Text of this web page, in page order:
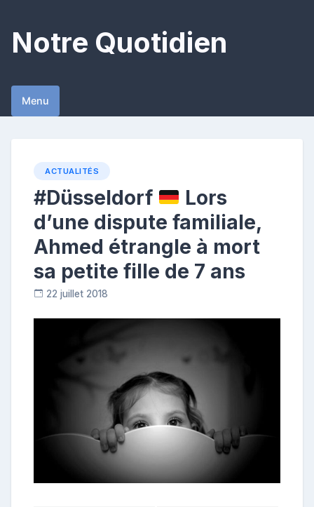
content
Notre Quotidien
Menu
ACTUALITÉS
#Düsseldorf
Lors
d’une dispute familiale,
Ahmed étrangle à mort
sa petite fille de 7 ans
22 juillet 2018
b
u
t
r
e